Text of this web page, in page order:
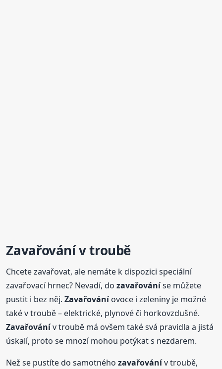
Zavařovánív troubě
Chcete zavařovat, ale nemáte k dispozici speciální
zavařovací hrnec? Nevadí, dozavařováníse můžete
pustit i bez něj.Zavařováníovoce i zeleniny je možné
také v troubě – elektrické, plynové či horkovzdušné.
Zavařovánív troubě má ovšem také svá pravidla a jistá
úskalí, proto se mnozí mohou potýkat s nezdarem.
Než se pustíte do samotnéhozavařovánív troubě,